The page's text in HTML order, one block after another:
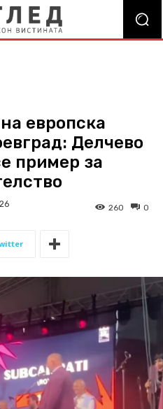
европска
Делчево
пример за
0
260